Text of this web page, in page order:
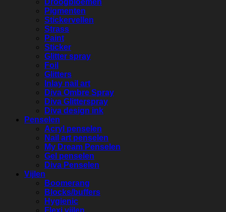
Pigmenten
Stickervellen
Strass
Paint
Sticker
Glitter spray
Foil
Glitters
Inlay nail art
Diva Ombre Spray
Diva Glitterspray
Diva design ink
Penselen
Acryl penselen
Nail art penselen
My Dream Penselen
Gel penselen
Diva Penselen
Vijlen
Boomerang
Blocks/buffers
Hygienic
Flexi vijlen